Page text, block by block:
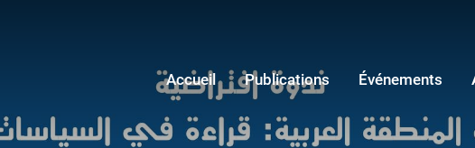
Accueil Publications Événements